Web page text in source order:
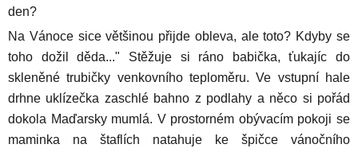
den?
Na Vánoce sice většinou přijde obleva, ale toto? Kdyby se
toho dožil děda..." Stěžuje si ráno babička, ťukajíc do
skleněné trubičky venkovního teploměru. Ve vstupní hale
drhne uklízečka zaschlé bahno z podlahy a něco si pořád
dokola Maďarsky mumlá. V prostorném obývacím pokoji se
maminka na štaflích natahuje ke špičce vánočního